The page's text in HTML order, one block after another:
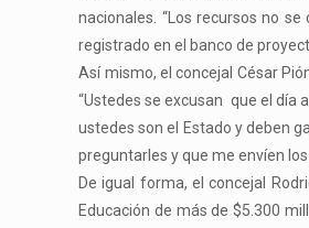
nacionales. “Los recursos no
registrado en el banco de
Así mismo, el concejal César
“Ustedes se excusan que el día
ustedes son el Estado y deben
preguntarles y que me envíen
De igual forma, el concejal
Educación de más de $5.300